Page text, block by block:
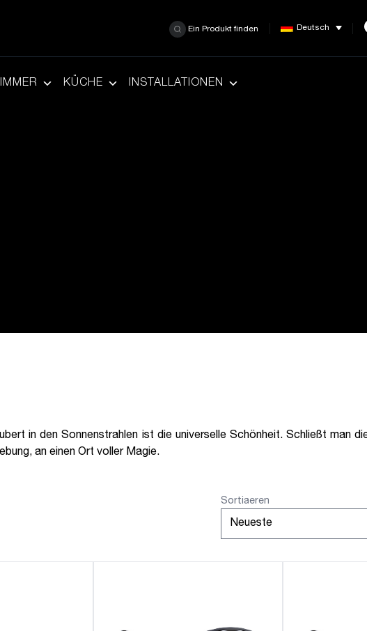
Ein Produkt finden Deutsch
KÜCHE INSTALLATIONEN
in den Sonnenstrahlen ist die universelle Schönheit. Schließt man
an einen Ort voller Magie.
Sortiaeren